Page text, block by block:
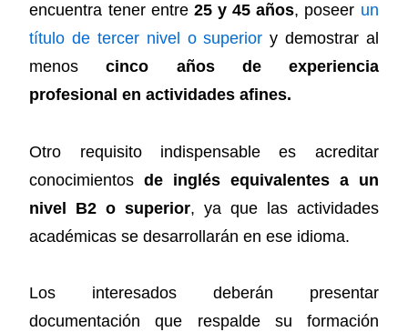
encuentra tener entre 25 y 45 años, poseer un
título de tercer nivel o superiory demostrar al
menoscinco años de experiencia
profesional en actividades afines.
Otro requisito indispensable es acreditar
conocimientosde inglés equivalentes a un
nivel B2 o superior, ya que las actividades
académicas se desarrollarán en ese idioma.
Los interesados deberán presentar
documentación que respalde su formación